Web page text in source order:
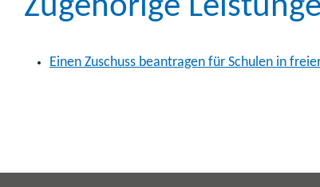
Zugehörige
Einen Zuschuss beantragen für Schulen in